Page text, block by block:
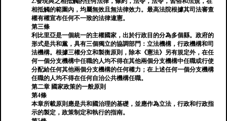
相抵觸的範圍內，均屬無效且無法律效力。最高法院根據其司法審查
權有權宣布任何不一致的法律違憲。
第三條
利比里亞是一個統一的主權國家，出於行政目的分為多個縣。政府的
形式是共和黨，具有三個獨立的協調部門：立法機構，行政機構和司
法機構。根據三權分立和製衡原則，除本《憲法》另有規定外，在任
何一個分支機構中任職的人均不得在其他兩個分支機構中任職或行使
分配給任何其他兩個分支機構的任何權力；在上述任何一個分支機構
任職的人均不得在任何自治公共機構任職。
第二章 國家政策的一般原則
第4條
本章所載原則應是共和國治理的基礎，並應作為立法，行政和行政指
示的製定，政策制定和執行的指南。